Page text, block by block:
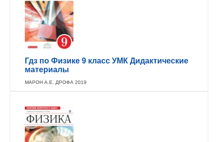
Гдз по Физике 9 класс УМК Дидактические
материалы
МАРОН А.Е. ДРОФА 2019